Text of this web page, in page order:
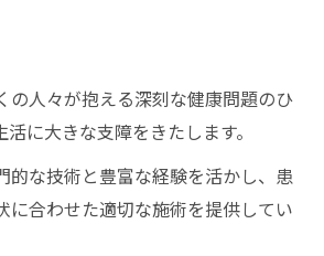
の人々が抱える深刻な健康問題のひ
に大きな支障をきたします。
的な技術と豊富な経験を活かし、患
に合わせた適切な施術を提供してい